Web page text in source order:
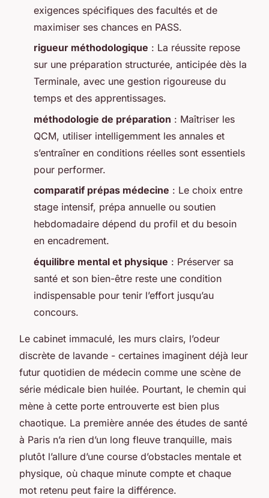
exigences spécifiques des facultés et de
maximiser ses chances en PASS.
rigueur méthodologique : La réussite repose
sur une préparation structurée, anticipée dès la
Terminale, avec une gestion rigoureuse du
temps et des apprentissages.
méthodologie de préparation : Maîtriser les
QCM, utiliser intelligemment les annales et
s’entraîner en conditions réelles sont essentiels
pour performer.
comparatif prépas médecine : Le choix entre
stage intensif, prépa annuelle ou soutien
hebdomadaire dépend du profil et du besoin
en encadrement.
équilibre mental et physique : Préserver sa
santé et son bien-être reste une condition
indispensable pour tenir l’effort jusqu’au
concours.
Le cabinet immaculé, les murs clairs, l’odeur
discrète de lavande - certaines imaginent déjà leur
futur quotidien de médecin comme une scène de
série médicale bien huilée. Pourtant, le chemin qui
mène à cette porte entrouverte est bien plus
chaotique. La première année des études de santé
à Paris n’a rien d’un long fleuve tranquille, mais
plutôt l’allure d’une course d’obstacles mentale et
physique, où chaque minute compte et chaque
mot retenu peut faire la différence.